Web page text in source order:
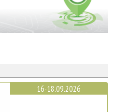
16-18.09.2026